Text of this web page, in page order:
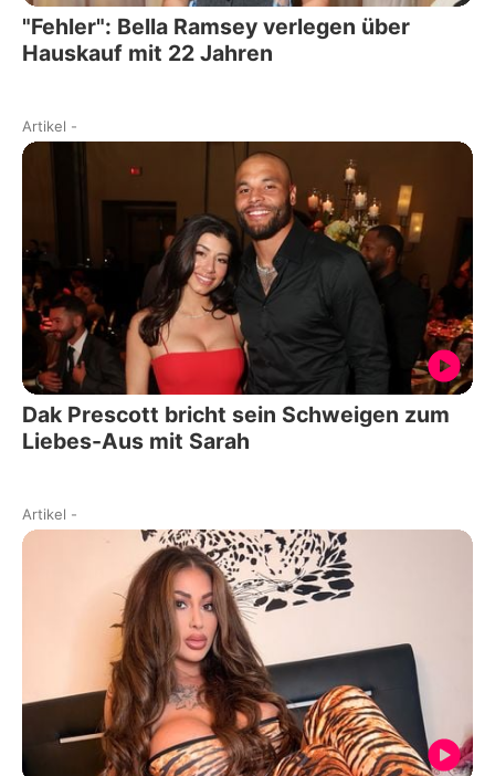
"Fehler": Bella Ramsey verlegen über
Hauskauf mit 22 Jahren
Artikel -
Dak Prescott bricht sein Schweigen zum
Liebes-Aus mit Sarah
Artikel -